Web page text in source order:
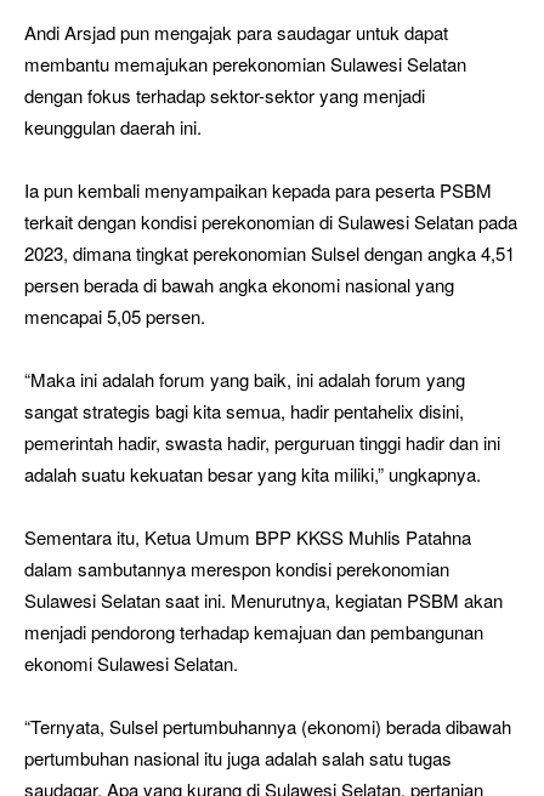
Andi Arsjad pun mengajak para saudagar untuk dapat
membantu memajukan perekonomian Sulawesi Selatan
dengan fokus terhadap sektor-sektor yang menjadi
keunggulan daerah ini.
Ia pun kembali menyampaikan kepada para peserta PSBM
terkait dengan kondisi perekonomian di Sulawesi Selatan pada
2023, dimana tingkat perekonomian Sulsel dengan angka 4,51
persen berada di bawah angka ekonomi nasional yang
mencapai 5,05 persen.
“Maka ini adalah forum yang baik, ini adalah forum yang
sangat strategis bagi kita semua, hadir pentahelix disini,
pemerintah hadir, swasta hadir, perguruan tinggi hadir dan ini
adalah suatu kekuatan besar yang kita miliki,” ungkapnya.
Sementara itu, Ketua Umum BPP KKSS Muhlis Patahna
dalam sambutannya merespon kondisi perekonomian
Sulawesi Selatan saat ini. Menurutnya, kegiatan PSBM akan
menjadi pendorong terhadap kemajuan dan pembangunan
ekonomi Sulawesi Selatan.
“Ternyata, Sulsel pertumbuhannya (ekonomi) berada dibawah
pertumbuhan nasional itu juga adalah salah satu tugas
saudagar. Apa yang kurang di Sulawesi Selatan, pertanian